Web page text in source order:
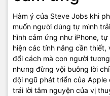
Hàm ý của Steve Jobs khi
muốn người dùng tự mình
hình cảm ứng như iPhone,
hiện các tính năng cần
đổi cách mà con người
nhưng đừng vội buông lời
đội ngũ phát triển của Apple
trái lời tâm nguyện của vị